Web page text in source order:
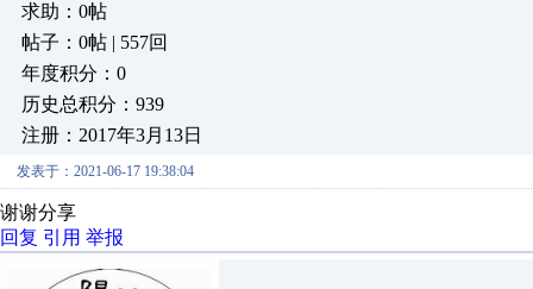
求助：0帖
帖子：0帖 | 557回
年度积分：0
历史总积分：939
注册：2017年3月13日
发表于：2021-06-17 19:38:04
谢谢分享
回复 引用 举报